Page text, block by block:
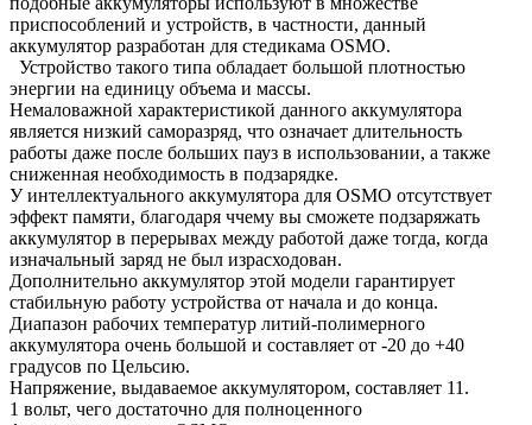
приспособлений и устройств, в частности, данный
аккумулятор разработан для стедикама OSMO.
Устройство такого типа обладает большой плотностью
энергии на единицу объема и массы.
Немаловажной характеристикой данного аккумулятора
является низкий саморазряд, что означает длительность
работы даже после больших пауз в использовании, а также
сниженная необходимость в подзарядке.
У интеллектуального аккумулятора для OSMO отсутствует
эффект памяти, благодаря ччему вы сможете подзаряжать
аккумулятор в перерывах между работой даже тогда, когда
изначальный заряд не был израсходован.
Дополнительно аккумулятор этой модели гарантирует
стабильную работу устройства от начала и до конца.
Диапазон рабочих температур литий-полимерного
аккумулятора очень большой и составляет от -20 до +40
градусов по Цельсию.
Напряжение, выдаваемое аккумулятором, составляет 11.
1 вольт, чего достаточно для полноценного